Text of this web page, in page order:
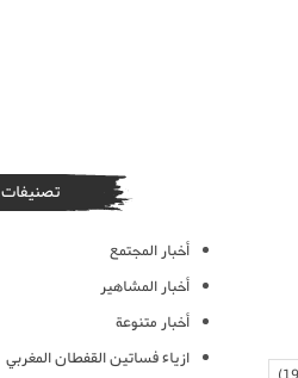
تصنيفات
أخبار المجتمع
أخبار المشاهير
أخبار متنوعة
ازياء فساتين القفطان المغربي